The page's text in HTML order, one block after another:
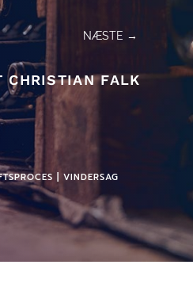
NÆSTE →
CHRISTIAN FALK
VINDERSAG